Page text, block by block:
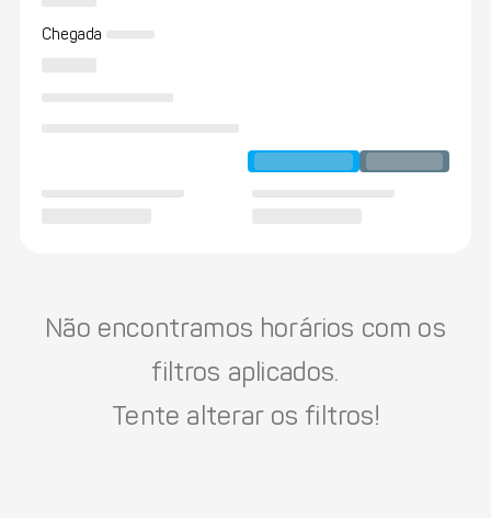
Chegada
Não encontramos horários com os
filtros aplicados.
Tente alterar os filtros!